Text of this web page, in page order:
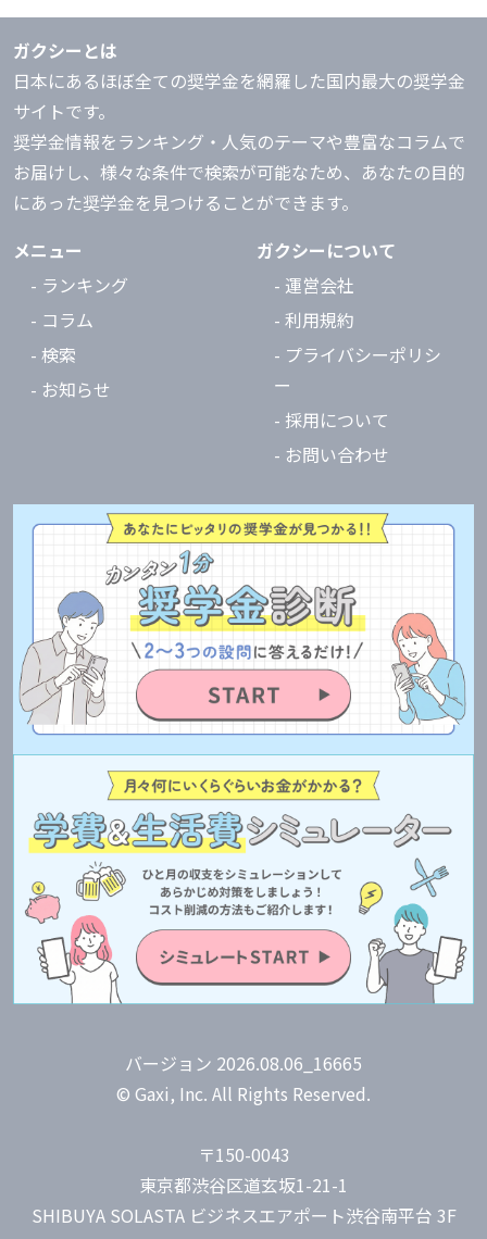
ガクシーとは
日本にあるほぼ全ての奨学金を網羅した国内最大の奨学金
サイトです。
奨学金情報をランキング・人気のテーマや豊富なコラムで
お届けし、様々な条件で検索が可能なため、あなたの目的
にあった奨学金を見つけることができます。
メニュー
- ランキング
- コラム
- 検索
- お知らせ
ガクシーについて
- 運営会社
- 利用規約
- プライバシーポリシ
ー
- 採用について
- お問い合わせ
バージョン 2026.08.06_16665
© Gaxi, Inc. All Rights Reserved.
〒150-0043
東京都渋谷区道玄坂1-21-1
SHIBUYA SOLASTA ビジネスエアポート渋谷南平台 3F